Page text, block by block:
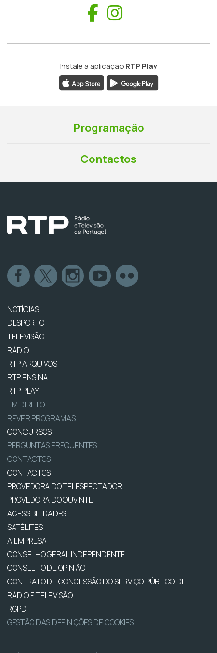
Facebook
Instale a aplicação RTP Play
Programação
Contactos
NOTÍCIAS
DESPORTO
TELEVISÃO
RÁDIO
RTP ARQUIVOS
RTP ENSINA
RTP PLAY
EM DIRETO
REVER PROGRAMAS
CONCURSOS
PERGUNTAS FREQUENTES
CONTACTOS
CONTACTOS
PROVEDORA DO TELESPECTADOR
PROVEDORA DO OUVINTE
ACESSIBILIDADES
SATÉLITES
A EMPRESA
CONSELHO GERAL INDEPENDENTE
CONSELHO DE OPINIÃO
CONTRATO DE CONCESSÃO DO SERVIÇO PÚBLICO DE
RÁDIO E TELEVISÃO
RGPD
GESTÃO DAS DEFINIÇÕES DE COOKIES